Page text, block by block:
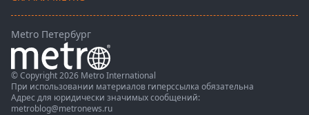
Metro Петербург
© Copyright 2026 Metro International
При использовании материалов гиперссылка обязательна
Адрес для юридически значимых сообщений:
metroblog@metronews.ru